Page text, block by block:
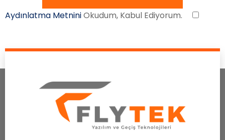
Aydınlatma MetniniOkudum, Kabul Ediyorum.